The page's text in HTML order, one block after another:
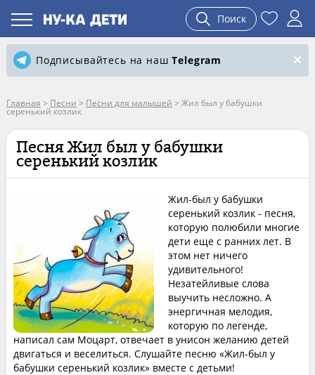
Поиск
Подписывайтесь на нашTelegram
Главная > Песни > Песни для малышей > Жил был у бабушки
серенький козлик
Песня Жил был у бабушки
серенький козлик
Жил-был у бабушки
серенький козлик - песня,
которую полюбили многие
дети еще с ранних лет. В
этом нет ничего
удивительного!
Незатейливые слова
выучить несложно. А
энергичная мелодия,
которую по легенде,
написал сам Моцарт, отвечает в унисон желанию детей
двигаться и веселиться. Слушайте песню «Жил-был у
бабушки серенький козлик» вместе с детьми!